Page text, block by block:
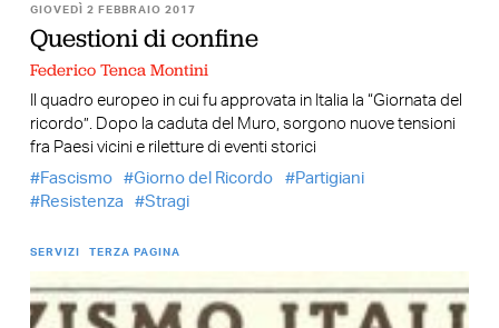
GIOVEDÌ 2 FEBBRAIO 2017
Questioni di confine
Federico Tenca Montini
Il quadro europeo in cui fu approvata in Italia la “Giornata del
ricordo”. Dopo la caduta del Muro, sorgono nuove tensioni
fra Paesi vicini e riletture di eventi storici
Fascismo
Giorno del Ricordo
Partigiani
Resistenza
Stragi
SERVIZI TERZA PAGINA